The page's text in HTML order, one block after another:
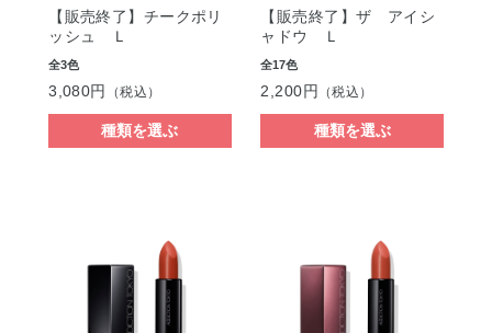
【販売終了】チークポリ
ッシュ Ｌ
全3色
3,080円 （税込）
種類を選ぶ
【販売終了】ザ アイシ
ャドウ Ｌ
全17色
2,200円 （税込）
種類を選ぶ